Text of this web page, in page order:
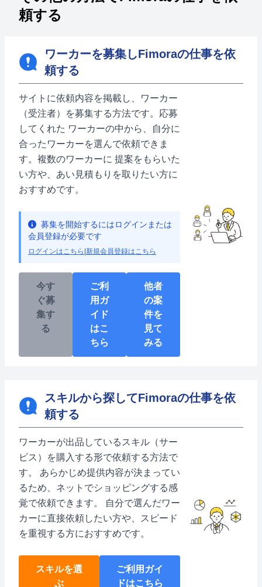
頼する
ワーカーを募集しFimoraの仕事を依
頼する
サイトに依頼内容を掲載し、ワーカー
（受注者）を募集する方法です。応募
してくれた ワーカーの中から、自分に
合ったワーカーを選んで依頼できま
す。複数のワーカーに 提案をもらいた
い方や、あい見積もりを取りたい方に
おすすめです。
募集を開始するにはログインまたは
会員登録が必要です
ログインはこちら 新規会員登録はこちら
今す
ぐ募
集す
る
ご利
用ガ
イド
はこ
ちら
他者
の案
件を
見て
みる
スキルから探してFimoraの仕事を依
頼する
ワーカーが出品しているスキル（サー
ビス）を購入する形で依頼する方法で
す。 あらかじめ提供内容が決まってい
るため、ネットでショッピングする感
覚で依頼できます。 自分で選んだワー
カーに直接依頼したい方や、スピード
を重視する方におすすめです。
スキルを選
ぶ
ご利用ガイ
ドはこちら